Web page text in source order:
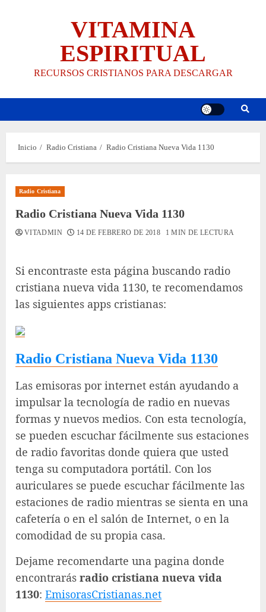
VITAMINA
ESPIRITUAL
RECURSOS CRISTIANOS PARA DESCARGAR
Inicio Radio Cristiana Radio Cristiana Nueva Vida 1130
Radio Cristiana
Radio Cristiana Nueva Vida 1130
VITADMIN 14 DE FEBRERO DE 2018 1 MIN DE LECTURA
Si encontraste esta página buscando radio
cristiana nueva vida 1130, te recomendamos
las siguientes apps cristianas:
Radio Cristiana Nueva Vida 1130
Las emisoras por internet están ayudando a
impulsar la tecnología de radio en nuevas
formas y nuevos medios. Con esta tecnología,
se pueden escuchar fácilmente sus estaciones
de radio favoritas donde quiera que usted
tenga su computadora portátil. Con los
auriculares se puede escuchar fácilmente las
estaciones de radio mientras se sienta en una
cafetería o en el salón de Internet, o en la
comodidad de su propia casa.
Dejame recomendarte una pagina donde
encontrarás radio cristiana nueva vida
1130: EmisorasCristianas.net